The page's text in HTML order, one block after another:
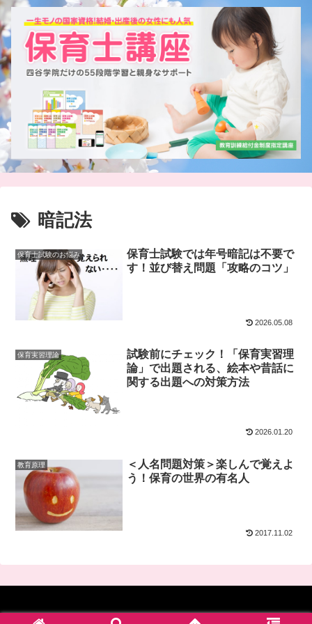
暗記法
保育士試験のお悩み
保育士試験では年号暗記は不要で
す！並び替え問題「攻略のコツ」
2026.05.08
保育実習理論
試験前にチェック！「保育実習理
論」で出題される、絵本や昔話に
関する出題への対策方法
2026.01.20
教育原理
＜人名問題対策＞楽しんで覚えよ
う！保育の世界の有名人
2017.11.02